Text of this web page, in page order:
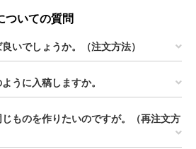
いての質問
いでしょうか。（注文方法）
うに入稿しますか。
ものを作りたいのですが。（再注文方